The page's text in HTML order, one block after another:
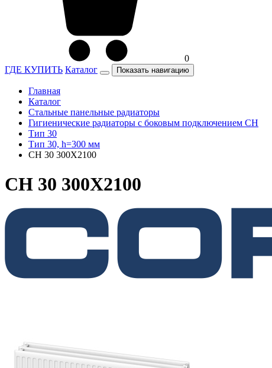
0
ГДЕ КУПИТЬ Каталог Показать навигацию
Главная
Каталог
Стальные панельные радиаторы
Гигиенические радиаторы c боковым подключением CH
Тип 30
Тип 30, h=300 мм
CH 30 300X2100
CH 30 300X2100